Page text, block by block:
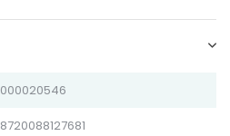
000020546
8720088127681